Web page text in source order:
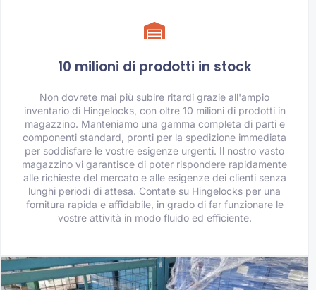
10 milioni di prodotti in stock
Non dovrete mai più subire ritardi grazie all'ampio
inventario di Hingelocks, con oltre 10 milioni di prodotti in
magazzino. Manteniamo una gamma completa di parti e
componenti standard, pronti per la spedizione immediata
per soddisfare le vostre esigenze urgenti. Il nostro vasto
magazzino vi garantisce di poter rispondere rapidamente
alle richieste del mercato e alle esigenze dei clienti senza
lunghi periodi di attesa. Contate su Hingelocks per una
fornitura rapida e affidabile, in grado di far funzionare le
vostre attività in modo fluido ed efficiente.